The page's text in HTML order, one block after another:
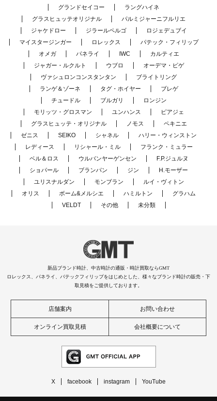
グランドセイコー
ラングハイネ
グラスヒュッテオリジナル
パルミジャーニフルリエ
ジャケドロー
ジラールペルゴ
ロジェデュブイ
マイスタージンガー
ロレックス
パテック・フィリップ
オメガ
パネライ IWC
カルティエ
ジャガー・ルクルト
ウブロ
オーデマ・ピゲ
ヴァシュロンコンスタンタン
ブライトリング
ランゲ＆ゾーネ
タグ・ホイヤー
ブレゲ
チュードル
ブルガリ
ロンジン
モリッツ・グロスマン
ユンハンス
ピアジェ
グラスヒュッテ・オリジナル
ノモス
ペキニエ
ゼニス
SEIKO シャネル
ハリー・ウィンストン
レディース
リシャール・ミル
フランク・ミュラー
ベル＆ロス
ウルバンヤーゲンセン
F.P.ジュルヌ
ショパール
ブランパン ジン
H.モーザー
ユリスナルダン
モンブラン
ルイ・ヴィトン
オリス
ボーム&メルシエ ハミルトン
グラハム
VELDT
その他 未分類
新品ブランド時計、中古時計の通販・時計買取ならGMT
ロレックス、パネライ、パテックフィリップをはじめとした、様々なブランド時計の販売・下
取見積をご提供しております。
店舗案内 お問い合わせ
オンライン買取見積 会社概要について
X facebook instagram YouTube